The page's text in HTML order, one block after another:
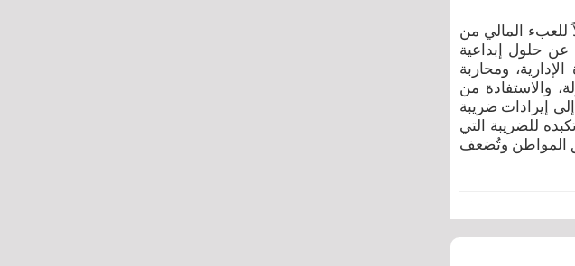
للعبء المالي من
عن حلول إبداعية
ومحاربة
والاستفادة من
إيرادات ضريبة
للضريبة التي
المواطن وتُضعف